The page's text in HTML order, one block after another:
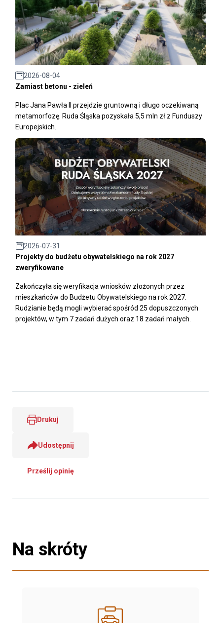
2026-08-04
Zamiast betonu - zieleń
Plac Jana Pawła II przejdzie gruntowną i długo oczekiwaną
metamorfozę. Ruda Śląska pozyskała 5,5 mln zł z Funduszy
Europejskich.
2026-07-31
Projekty do budżetu obywatelskiego na rok 2027
zweryfikowane
Zakończyła się weryfikacja wniosków złożonych przez
mieszkańców do Budżetu Obywatelskiego na rok 2027.
Rudzianie będą mogli wybierać spośród 25 dopuszczonych
projektów, w tym 7 zadań dużych oraz 18 zadań małych.
Drukuj
Udostępnij
Prześlij opinię
Na skróty